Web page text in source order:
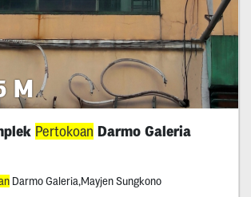
M
Pertokoan Darmo Galeria
Darmo Galeria,Mayjen Sungkono